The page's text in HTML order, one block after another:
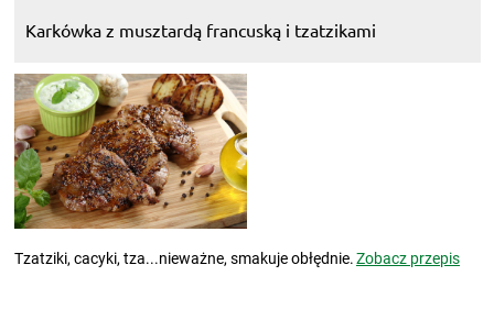
Karkówka z musztardą francuską i tzatzikami
Tzatziki, cacyki, tza...nieważne, smakuje obłędnie.Zobacz przepis